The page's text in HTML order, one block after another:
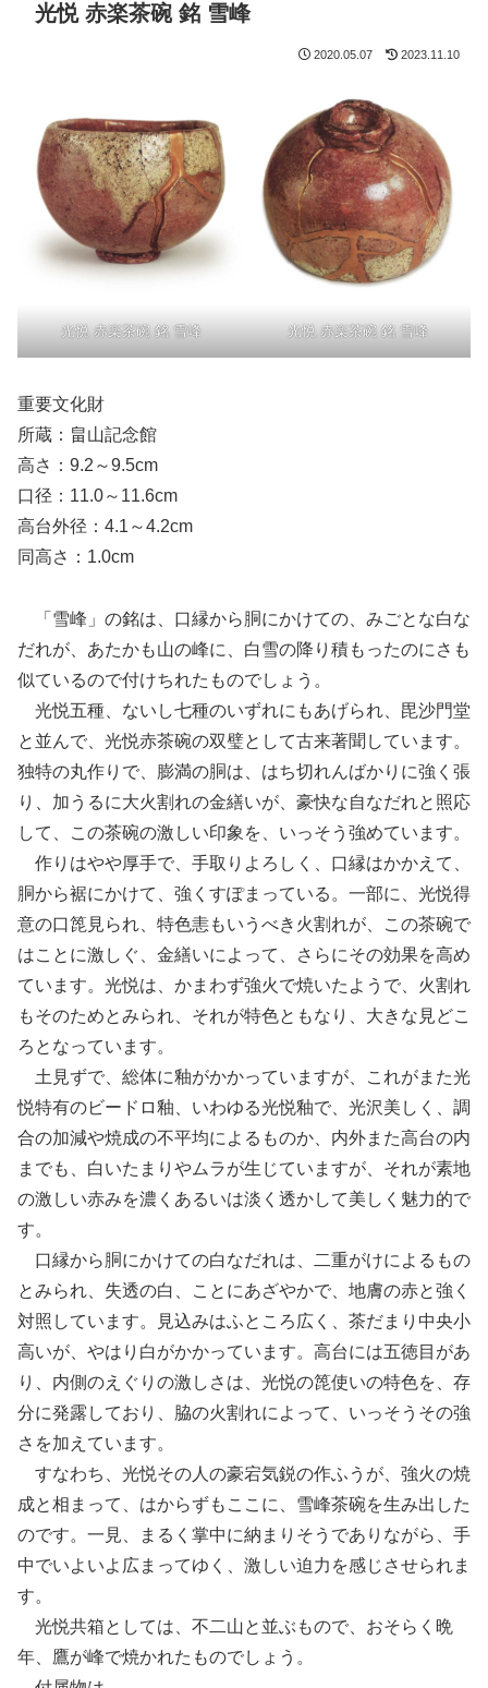
光悦 赤楽茶碗 銘 雪峰
2020.05.07 2023.11.10
光悦 赤楽茶碗 銘 雪峰 光悦 赤楽茶碗 銘 雪峰
重要文化財
所蔵：畠山記念館
高さ：9.2～9.5cm
口径：11.0～11.6cm
高台外径：4.1～4.2cm
同高さ：1.0cm
「雪峰」の銘は、口縁から胴にかけての、みごとな白な
だれが、あたかも山の峰に、白雪の降り積もったのにさも
似ているので付けちれたものでしょう。
光悦五種、ないし七種のいずれにもあげられ、毘沙門堂
と並んで、光悦赤茶碗の双璧として古来著聞しています。
独特の丸作りで、膨満の胴は、はち切れんばかりに強く張
り、加うるに大火割れの金繕いが、豪快な自なだれと照応
して、この茶碗の激しい印象を、いっそう強めています。
作りはやや厚手で、手取りよろしく、口縁はかかえて、
胴から裾にかけて、強くすぽまっている。一部に、光悦得
意の口箆見られ、特色恚もいうべき火割れが、この茶碗で
はことに激しぐ、金繕いによって、さらにその効果を高め
ています。光悦は、かまわず強火で焼いたようで、火割れ
もそのためとみられ、それが特色ともなり、大きな見どこ
ろとなっています。
土見ずで、総体に釉がかかっていますが、これがまた光
悦特有のビードロ釉、いわゆる光悦釉で、光沢美しく、調
合の加減や焼成の不平均によるものか、内外また高台の内
までも、白いたまりやムラが生じていますが、それが素地
の激しい赤みを濃くあるいは淡く透かして美しく魅力的で
す。
口縁から胴にかけての白なだれは、二重がけによるもの
とみられ、失透の白、ことにあざやかで、地膚の赤と強く
対照しています。見込みはふところ広く、茶だまり中央小
高いが、やはり白がかかっています。高台には五徳目があ
り、内側のえぐりの激しさは、光悦の箆使いの特色を、存
分に発露しており、脇の火割れによって、いっそうその強
さを加えています。
すなわち、光悦その人の豪宕気鋭の作ふうが、強火の焼
成と相まって、はからずもここに、雪峰茶碗を生み出した
のです。一見、まるく掌中に納まりそうでありながら、手
中でいよいよ広まってゆく、激しい迫力を感じさせられま
す。
光悦共箱としては、不二山と並ぶもので、おそらく晩
年、鷹が峰で焼かれたものでしょう。